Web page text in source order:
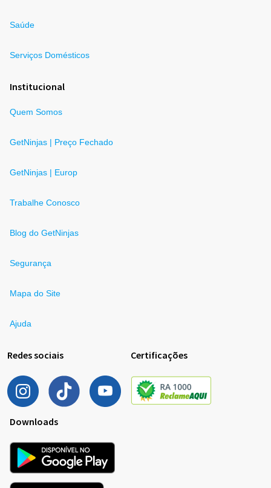
Saúde
Serviços Domésticos
Institucional
Quem Somos
GetNinjas | Preço Fechado
GetNinjas | Europ
Trabalhe Conosco
Blog do GetNinjas
Segurança
Mapa do Site
Ajuda
Redes sociais Certificações
Downloads